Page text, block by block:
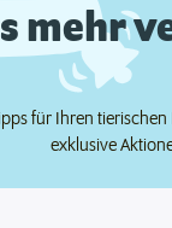
mehr
für Ihren
exklusive